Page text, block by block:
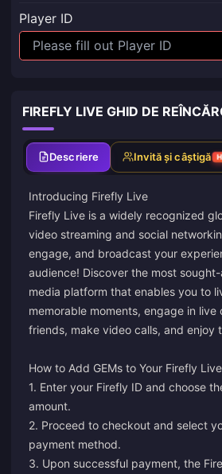
Player ID
FIREFLY LIVE GHID DE
Descriere Invită și câștigă
Introducing Firefly Live
Firefly Live is a widely recognized
video streaming and social
engage, and broadcast your
audience! Discover the most
media platform that enables you to
memorable moments, engage in live
friends, make video calls, and enjoy
How to Add GEMs to Your Firefly
1. Enter your Firefly ID and choose
amount.
2. Proceed to checkout and select
payment method.
3. Upon successful payment, the